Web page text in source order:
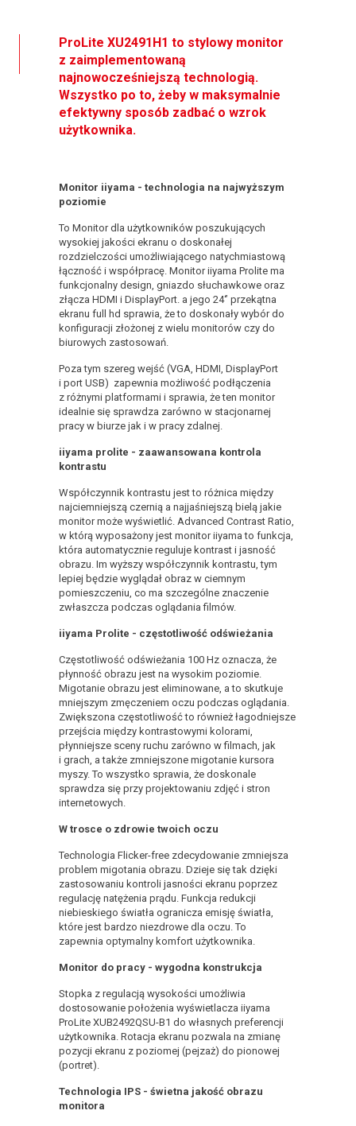
ProLite XU2491H1 to stylowy monitor
z zaimplementowaną
najnowocześniejszą technologią.
Wszystko po to, żeby w maksymalnie
efektywny sposób zadbać o wzrok
użytkownika.
Monitor iiyama - technologia na najwyższym
poziomie
To Monitor dla użytkowników poszukujących
wysokiej jakości ekranu o doskonałej
rozdzielczości umożliwiającego natychmiastową
łączność i współpracę. Monitor iiyama Prolite ma
funkcjonalny design, gniazdo słuchawkowe oraz
złącza HDMI i DisplayPort. a jego 24‘’ przekątna
ekranu full hd sprawia, że to doskonały wybór do
konfiguracji złożonej z wielu monitorów czy do
biurowych zastosowań.
Poza tym szereg wejść (VGA, HDMI, DisplayPort
i port USB) zapewnia możliwość podłączenia
z różnymi platformami i sprawia, że ten monitor
idealnie się sprawdza zarówno w stacjonarnej
pracy w biurze jak i w pracy zdalnej.
iiyama prolite - zaawansowana kontrola
kontrastu
Współczynnik kontrastu jest to różnica między
najciemniejszą czernią a najjaśniejszą bielą jakie
monitor może wyświetlić. Advanced Contrast Ratio,
w którą wyposażony jest monitor iiyama to funkcja,
która automatycznie reguluje kontrast i jasność
obrazu. Im wyższy współczynnik kontrastu, tym
lepiej będzie wyglądał obraz w ciemnym
pomieszczeniu, co ma szczególne znaczenie
zwłaszcza podczas oglądania filmów.
iiyama Prolite - częstotliwość odświeżania
Częstotliwość odświeżania 100 Hz oznacza, że
płynność obrazu jest na wysokim poziomie.
Migotanie obrazu jest eliminowane, a to skutkuje
mniejszym zmęczeniem oczu podczas oglądania.
Zwiększona częstotliwość to również łagodniejsze
przejścia między kontrastowymi kolorami,
płynniejsze sceny ruchu zarówno w filmach, jak
i grach, a także zmniejszone migotanie kursora
myszy. To wszystko sprawia, że doskonale
sprawdza się przy projektowaniu zdjęć i stron
internetowych.
W trosce o zdrowie twoich oczu
Technologia Flicker-free zdecydowanie zmniejsza
problem migotania obrazu. Dzieje się tak dzięki
zastosowaniu kontroli jasności ekranu poprzez
regulację natężenia prądu. Funkcja redukcji
niebieskiego światła ogranicza emisję światła,
które jest bardzo niezdrowe dla oczu. To
zapewnia optymalny komfort użytkownika.
Monitor do pracy - wygodna konstrukcja
Stopka z regulacją wysokości umożliwia
dostosowanie położenia wyświetlacza iiyama
ProLite XUB2492QSU-B1 do własnych preferencji
użytkownika. Rotacja ekranu pozwala na zmianę
pozycji ekranu z poziomej (pejzaż) do pionowej
(portret).
Technologia IPS - świetna jakość obrazu
monitora